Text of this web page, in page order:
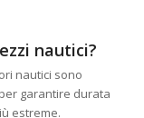
nautici?
nautici sono
garantire durata
estreme.